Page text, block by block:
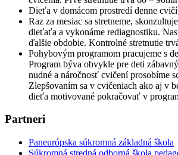
Dieťa v domácom prostredí denne
Raz za mesiac sa stretneme,
dieťaťa a vykonáme rediagnostiku.
ďalšie obdobie. Kontrolné stretnutie
Pohybovým programom pracujeme s
Program býva obvykle pre deti
nudné a náročnosť cvičení prosobíme
Zlepšovaním sa v cvičeniach ako aj v
dieťa motivované pokračovať v
Partneri
Paneurópska súkromná základná škola
Súkromná stredná odborná škola